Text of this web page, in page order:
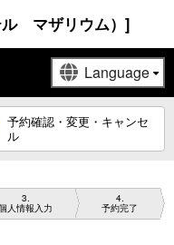
ル マザリウム）]
予約確認・変更・キャンセ
ル
3
人情報入力
4
予約完了